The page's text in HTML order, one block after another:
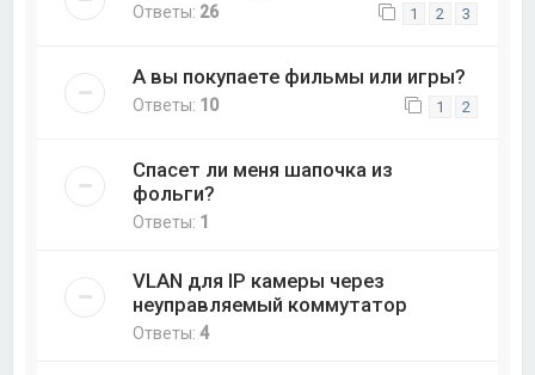
Ответы: 26 1 2 3
А вы покупаете фильмы или игры?
Ответы: 10 1 2
Спасет ли меня шапочка из
фольги?
Ответы: 1
VLAN для IP камеры через
неуправляемый коммутатор
Ответы:4